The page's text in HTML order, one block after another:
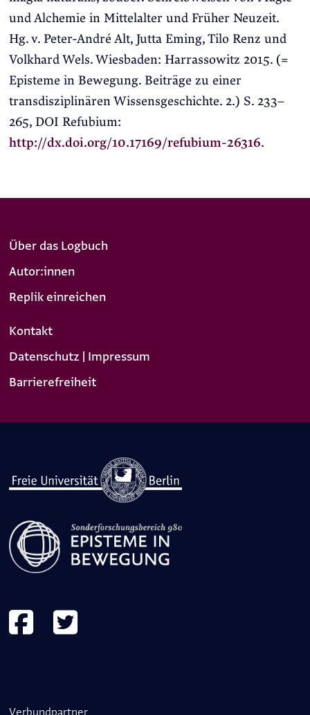
und Alchemie in Mittelalter und Früher Neuzeit.
Hg. v. Peter-André Alt, Jutta Eming, Tilo Renz und
Volkhard Wels. Wiesbaden: Harrassowitz 2015. (=
Episteme in Bewegung. Beiträge zu einer
transdisziplinären Wissensgeschichte. 2.) S. 233–
265, DOI Refubium:
http://dx.doi.org/10.17169/refubium-26316.
Über das Logbuch
Autor:innen
Replik einreichen
Kontakt
Datenschutz | Impressum
Barrierefreiheit
Verbundpartner